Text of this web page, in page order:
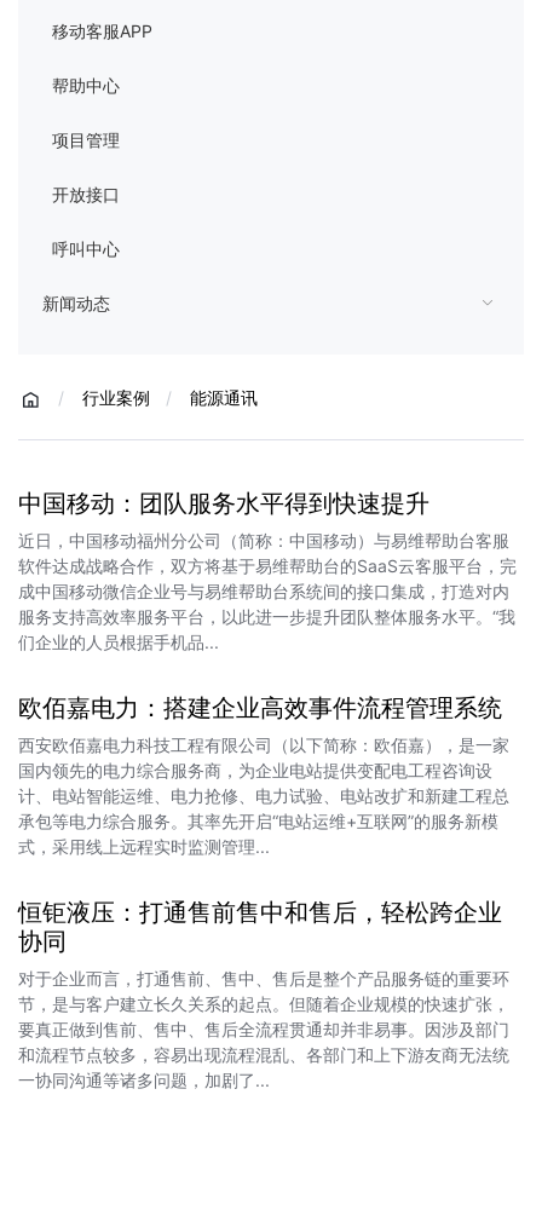
移动客服APP
帮助中心
项目管理
开放接口
呼叫中心
新闻动态
/ 行业案例 / 能源通讯
中国移动：团队服务水平得到快速提升
近日，中国移动福州分公司（简称：中国移动）与易维帮助台客服
软件达成战略合作，双方将基于易维帮助台的SaaS云客服平台，完
成中国移动微信企业号与易维帮助台系统间的接口集成，打造对内
服务支持高效率服务平台，以此进一步提升团队整体服务水平。“我
们企业的人员根据手机品...
欧佰嘉电力：搭建企业高效事件流程管理系统
西安欧佰嘉电力科技工程有限公司（以下简称：欧佰嘉），是一家
国内领先的电力综合服务商，为企业电站提供变配电工程咨询设
计、电站智能运维、电力抢修、电力试验、电站改扩和新建工程总
承包等电力综合服务。其率先开启“电站运维+互联网”的服务新模
式，采用线上远程实时监测管理...
恒钜液压：打通售前售中和售后，轻松跨企业
协同
对于企业而言，打通售前、售中、售后是整个产品服务链的重要环
节，是与客户建立长久关系的起点。但随着企业规模的快速扩张，
要真正做到售前、售中、售后全流程贯通却并非易事。因涉及部门
和流程节点较多，容易出现流程混乱、各部门和上下游友商无法统
一协同沟通等诸多问题，加剧了...